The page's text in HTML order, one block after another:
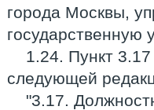
города Москвы,
государственную
1.24. Пункт
следующей
"3.17.